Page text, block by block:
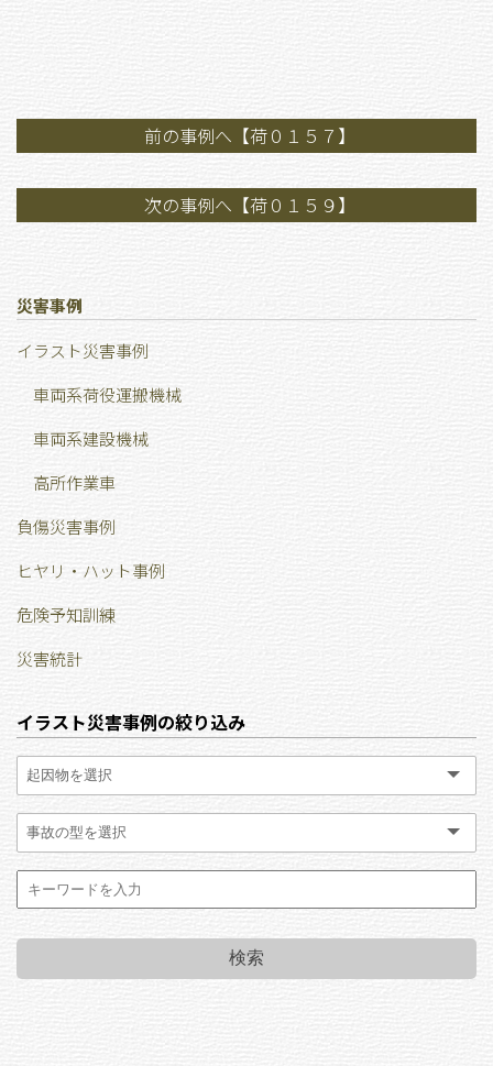
前の事例へ【荷０１５７】
次の事例へ【荷０１５９】
災害事例
イラスト災害事例
車両系荷役運搬機械
車両系建設機械
高所作業車
負傷災害事例
ヒヤリ・ハット事例
危険予知訓練
災害統計
イラスト災害事例の絞り込み